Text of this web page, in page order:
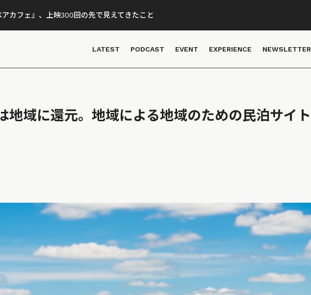
アカフェ』、上映300回の先で見えてきたこと
LATEST PODCAST EVENT EXPERIENCE NEWSLETTER
地域に還元。地域による地域のための民泊サイト